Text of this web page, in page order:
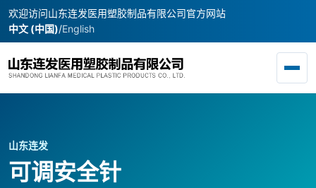
欢迎访问山东连发医用塑胶制品有限公司官方网站
中文 (中国)/English
山东连发
可调安全针